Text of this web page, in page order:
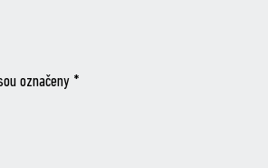
označeny *